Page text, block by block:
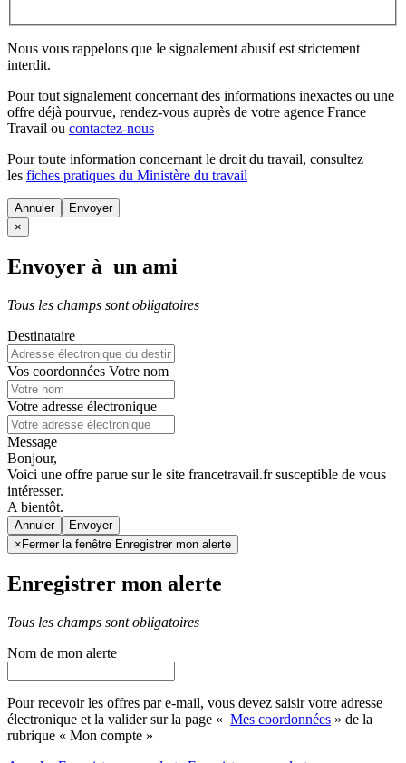
Nous vous rappelons que le signalement abusif est strictement
interdit.
Pour tout signalement concernant des informations inexactes ou une
offre déjà pourvue, rendez-vous auprès de votre agence France
Travail ou contactez-nous
Pour toute information concernant le droit du travail, consultez
les fiches pratiques du Ministère du travail
Annuler
×
Envoyer à un ami
Tous les champs sont obligatoires
Destinataire
Vos coordonnées Votre nom
Votre adresse électronique
Message
Bonjour,
Voici une offre parue sur le site francetravail.fr susceptible de vous
intéresser.
A bientôt.
Annuler
× Fermer la fenêtre Enregistrer mon alerte
Enregistrer mon alerte
Tous les champs sont obligatoires
Nom de mon alerte
Pour recevoir les offres par e-mail, vous devez saisir votre adresse
électronique et la valider sur la page « Mes coordonnées » de la
rubrique « Mon compte »